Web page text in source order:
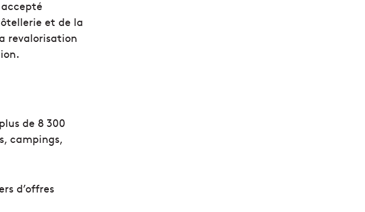
et de la
revalorisation
de 8 300
campings,
d’offres